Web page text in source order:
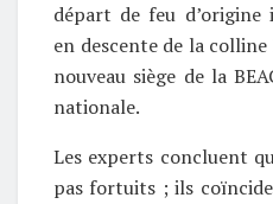
départ de feu d’origine
en descente de la
nouveau siège de la
nationale.
Les experts concluent
pas fortuits ; ils